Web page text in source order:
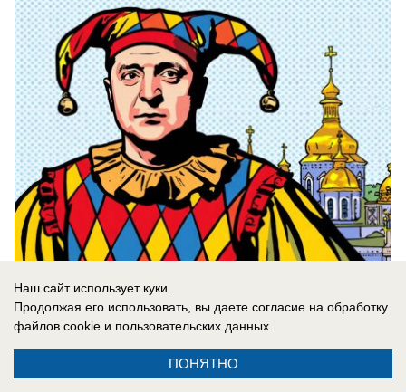
05.08.2026
Наш сайт использует куки.
Продолжая его использовать, вы даете согласие на обработку
файлов cookie и пользовательских данных.
ПОНЯТНО